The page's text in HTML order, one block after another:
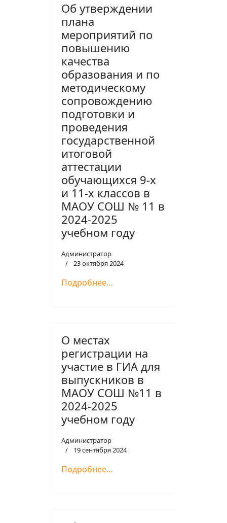
Об утверждении
плана
мероприятий по
повышению
качества
образования и по
методическому
сопровождению
подготовки и
проведения
государственной
итоговой
аттестации
обучающихся 9-х
и 11-х классов в
МАОУ СОШ № 11 в
2024-2025
учебном году
Администратор
23 октября 2024
Подробнее…
О местах
регистрации на
участие в ГИА для
выпускников в
МАОУ СОШ №11 в
2024-2025
учебном году
Администратор
19 сентября 2024
Подробнее…